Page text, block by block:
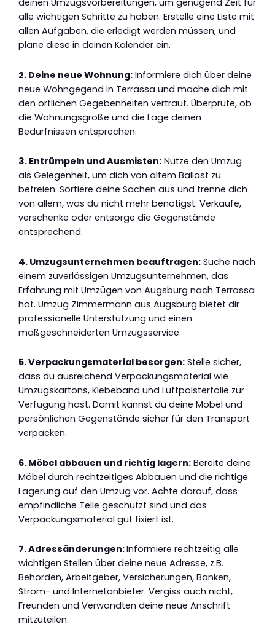
deinen Umzugsvorbereitungen, um genügend Zeit für
alle wichtigen Schritte zu haben. Erstelle eine Liste mit
allen Aufgaben, die erledigt werden müssen, und
plane diese in deinen Kalender ein.
2. Deine neue Wohnung: Informiere dich über deine
neue Wohngegend in Terrassa und mache dich mit
den örtlichen Gegebenheiten vertraut. Überprüfe, ob
die Wohnungsgröße und die Lage deinen
Bedürfnissen entsprechen.
3. Entrümpeln und Ausmisten: Nutze den Umzug
als Gelegenheit, um dich von altem Ballast zu
befreien. Sortiere deine Sachen aus und trenne dich
von allem, was du nicht mehr benötigst. Verkaufe,
verschenke oder entsorge die Gegenstände
entsprechend.
4. Umzugsunternehmen beauftragen: Suche nach
einem zuverlässigen Umzugsunternehmen, das
Erfahrung mit Umzügen von Augsburg nach Terrassa
hat. Umzug Zimmermann aus Augsburg bietet dir
professionelle Unterstützung und einen
maßgeschneiderten Umzugsservice.
5. Verpackungsmaterial besorgen: Stelle sicher,
dass du ausreichend Verpackungsmaterial wie
Umzugskartons, Klebeband und Luftpolsterfolie zur
Verfügung hast. Damit kannst du deine Möbel und
persönlichen Gegenstände sicher für den Transport
verpacken.
6. Möbel abbauen und richtig lagern: Bereite deine
Möbel durch rechtzeitiges Abbauen und die richtige
Lagerung auf den Umzug vor. Achte darauf, dass
empfindliche Teile geschützt sind und das
Verpackungsmaterial gut fixiert ist.
7. Adressänderungen:Informiere rechtzeitig alle
wichtigen Stellen über deine neue Adresse, z.B.
Behörden, Arbeitgeber, Versicherungen, Banken,
Strom- und Internetanbieter. Vergiss auch nicht,
Freunden und Verwandten deine neue Anschrift
mitzuteilen.